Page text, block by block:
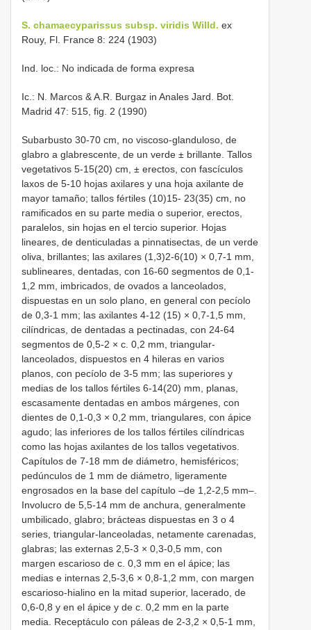
S. chamaecyparissus subsp. viridis Willd. ex
Rouy, Fl. France 8: 224 (1903)
Ind. loc.: No indicada de forma expresa
Ic.: N. Marcos & A.R. Burgaz in Anales Jard. Bot.
Madrid 47: 515, fig. 2 (1990)
Subarbusto 30-70 cm, no viscoso-glanduloso, de
glabro a glabrescente, de un verde ± brillante. Tallos
vegetativos 5-15(20) cm, ± erectos, con fascículos
laxos de 5-10 hojas axilares y una hoja axilante de
mayor tamaño; tallos fértiles (10)15- 23(35) cm, no
ramificados en su parte media o superior, erectos,
paralelos, sin hojas en el tercio superior. Hojas
lineares, de denticuladas a pinnatisectas, de un verde
oliva, brillantes; las axilares (1,3)2-6(10) × 0,7-1 mm,
sublineares, dentadas, con 16-60 segmentos de 0,1-
1,2 mm, imbricados, de ovados a lanceolados,
dispuestas en un solo plano, en general con pecíolo
de 0,3-1 mm; las axilantes 4-12 (15) × 0,7-1,5 mm,
cilíndricas, de dentadas a pectinadas, con 24-64
segmentos de 0,5-2 × c. 0,2 mm, triangular-
lanceolados, dispuestos en 4 hileras en varios
planos, con pecíolo de 3-5 mm; las superiores y
medias de los tallos fértiles 6-14(20) mm, planas,
escasamente dentadas en ambos márgenes, con
dientes de 0,1-0,3 × 0,2 mm, triangulares, con ápice
agudo; las inferiores de los tallos fértiles cilíndricas
como las hojas axilantes de los tallos vegetativos.
Capítulos de 7-18 mm de diámetro, hemisféricos;
pedúnculos de 1 mm de diámetro, ligeramente
engrosados en la base del capítulo –de 1,2-2,5 mm–.
Involucro de 5,5-14 mm de anchura, generalmente
umbilicado, glabro; brácteas dispuestas en 3 o 4
series, triangular-lanceoladas, netamente carenadas,
glabras; las externas 2,5-3 × 0,3-0,5 mm, con
margen escarioso de c. 0,3 mm en el ápice; las
medias e internas 2,5-3,6 × 0,8-1,2 mm, con margen
escarioso-hialino en la mitad superior, lacerado, de
0,6-0,8 y en el ápice y de c. 0,2 mm en la parte
media. Receptáculo con páleas de 2-3,2 × 0,5-1 mm,